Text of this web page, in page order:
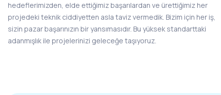
hedeflerimizden, elde ettiğimiz başarılardan ve ürettiğimiz her
projedeki teknik ciddiyetten asla taviz vermedik. Bizim için her iş,
sizin pazar başarınızın bir yansımasıdır. Bu yüksek standarttaki
adanmışlık ile projelerinizi geleceğe taşıyoruz.